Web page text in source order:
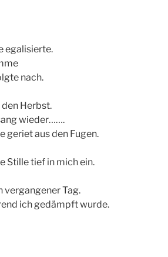
egalisierte.
nach.
Herbst.
wieder…….
geriet aus den Fugen.
Stille tief in mich ein.
vergangener Tag.
ich gedämpft wurde.